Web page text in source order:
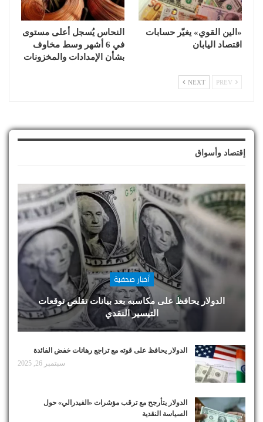
«الين القوي» يغيّر حسابات
اقتصاد اليابان
النحاس يُسجل أعلى مستوى
في 6 أشهر وسط مخاوف
بشأن الإمدادات والمخزونات
NEXT
إقتصاد وأسواق
أخبار صحفية
الدولار يحافظ على مكاسبه بعد بيانات تقلص توقعات
التيسير النقدي
الدولار يحافظ على قوته مع تراجع رهانات خفض الفائدة
سبتمبر 26, 2025
الدولار يتأرجح مع ترقب مؤشرات «الفيدرالي» حول
السياسة النقدية